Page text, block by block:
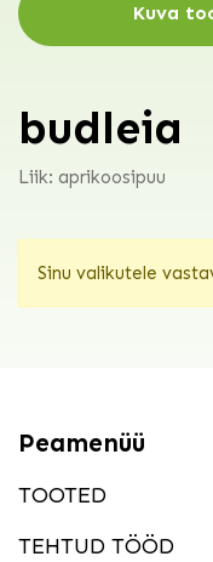
Kuva
budleia
Liik: aprikoosipuu
Sinu valikutele
Peamenüü
TOOTED
TEHTUD TÖÖD